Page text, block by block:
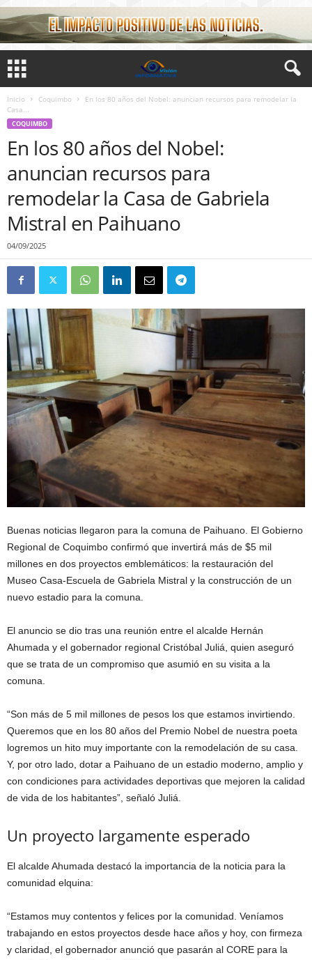
Inicio Coquimbo
En los 80 años del Nobel: anuncian recursos para remodelar la
Casa...
COQUIMBO
En los 80 años del Nobel:
anuncian recursos para
remodelar la Casa de Gabriela
Mistral en Paihuano
04/09/2025
Buenas noticias llegaron para la comuna de Paihuano. El Gobierno
Regional de Coquimbo confirmó que invertirá más de $5 mil
millones en dos proyectos emblemáticos: la restauración del
Museo Casa-Escuela de Gabriela Mistral y la construcción de un
nuevo estadio para la comuna.
El anuncio se dio tras una reunión entre el alcalde Hernán
Ahumada y el gobernador regional Cristóbal Juliá, quien aseguró
que se trata de un compromiso que asumió en su visita a la
comuna.
“Son más de 5 mil millones de pesos los que estamos invirtiendo.
Queremos que en los 80 años del Premio Nobel de nuestra poeta
logremos un hito muy importante con la remodelación de su casa.
Y, por otro lado, dotar a Paihuano de un estadio moderno, amplio y
con condiciones para actividades deportivas que mejoren la calidad
de vida de los habitantes”, señaló Juliá.
Un proyecto largamente esperado
El alcalde Ahumada destacó la importancia de la noticia para la
comunidad elquina:
“Estamos muy contentos y felices por la comunidad. Veníamos
trabajando en estos proyectos desde hace años y hoy, con firmeza
y claridad, el gobernador anunció que pasarán al CORE para la